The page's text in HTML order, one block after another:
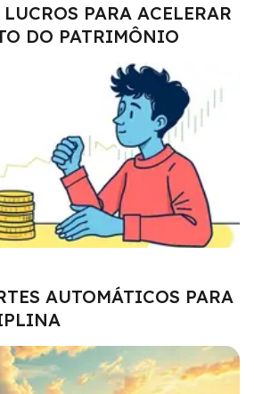
PARA ACELERAR
DO PATRIMÔNIO
AUTOMÁTICOS PARA